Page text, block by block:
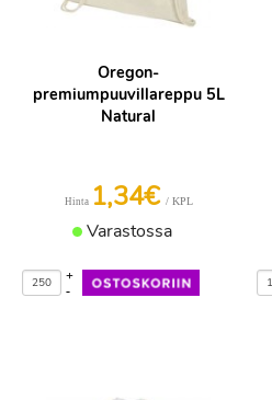
Oregon-
premiumpuuvillareppu 5L
Natural
Hinta 1,34€ / KPL
Varastossa
-
+